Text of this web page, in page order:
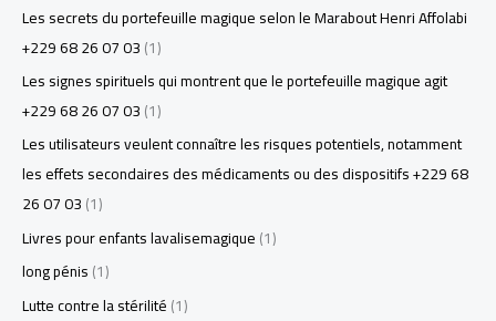
Les secrets du portefeuille magique selon le Marabout Henri Affolabi
+229 68 26 07 03(1)
Les signes spirituels qui montrent que le portefeuille magique agit
+229 68 26 07 03(1)
Les utilisateurs veulent connaître les risques potentiels, notamment
les effets secondaires des médicaments ou des dispositifs +229 68
26 07 03(1)
Livres pour enfants lavalisemagique(1)
long pénis(1)
Lutte contre la stérilité(1)